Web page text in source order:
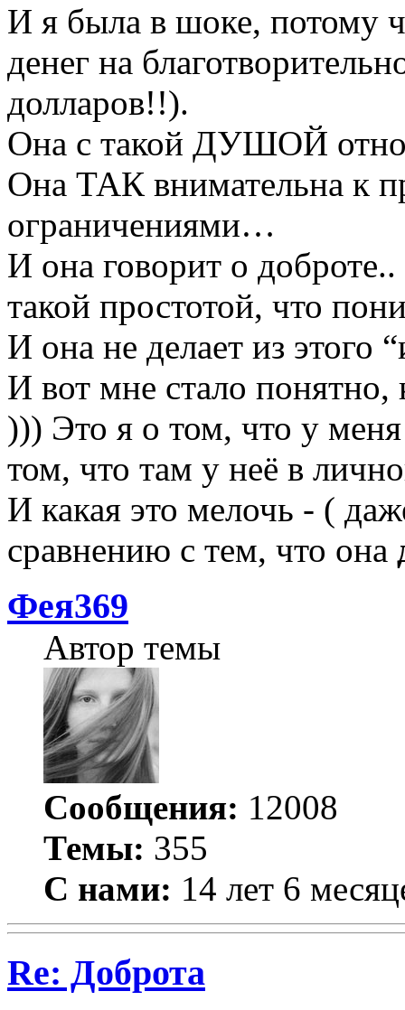
И я была в шоке, потому
денег на
долларов!!).
Она с такой ДУШОЙ
Она ТАК внимательна к
ограничениями…
И она говорит о
такой простотой, что
И она не делает из этого
И вот мне стало
))) Это я о том, что у
том, что там у неё в
И какая это мелочь - (
сравнению с тем, что она
Фея369
Автор темы
Сообщения: 12008
Темы: 355
С нами: 14 лет 6
Re: Доброта